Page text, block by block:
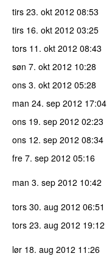
tirs 23. okt 2012 08:53
tirs 16. okt 2012 03:25
tors 11. okt 2012 08:43
søn 7. okt 2012 10:28
ons 3. okt 2012 05:28
man 24. sep 2012 17:04
ons 19. sep 2012 02:23
ons 12. sep 2012 08:34
fre 7. sep 2012 05:16
man 3. sep 2012 10:42
tors 30. aug 2012 06:51
tors 23. aug 2012 19:12
lør 18. aug 2012 11:26